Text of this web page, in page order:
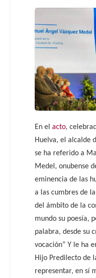
En elacto,
Huelva, el alcalde
se ha referido a
Medel, onubense
eminencia de las
a las cumbres de
del ámbito de la
mundo su poesía,
palabra, desde su
vocación” Y le ha
Hijo Predilecto de
representar, en sí